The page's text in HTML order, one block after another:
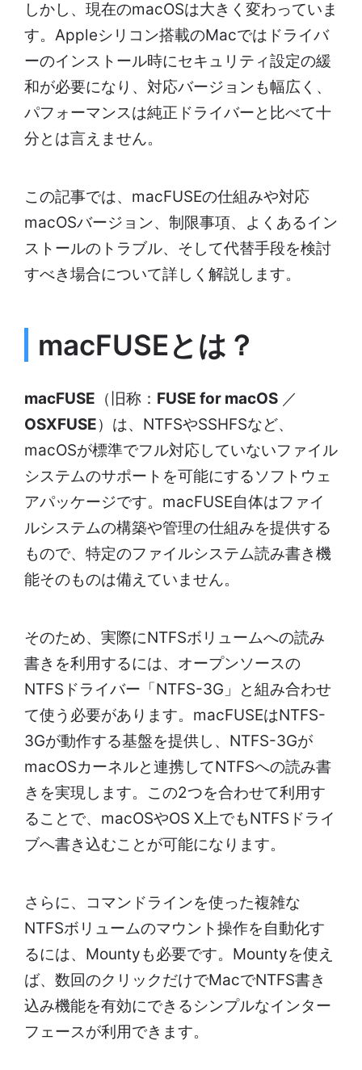
しかし、現在のmacOSは大きく変わっていま
す。Appleシリコン搭載のMacではドライバ
ーのインストール時にセキュリティ設定の緩
和が必要になり、対応バージョンも幅広く、
パフォーマンスは純正ドライバーと比べて十
分とは言えません。
この記事では、macFUSEの仕組みや対応
macOSバージョン、制限事項、よくあるイン
ストールのトラブル、そして代替手段を検討
すべき場合について詳しく解説します。
macFUSEとは？
macFUSE （旧称： FUSE for macOS ／
OSXFUSE）は、NTFSやSSHFSなど、
macOSが標準でフル対応していないファイル
システムのサポートを可能にするソフトウェ
アパッケージです。macFUSE自体はファイ
ルシステムの構築や管理の仕組みを提供する
もので、特定のファイルシステム読み書き機
能そのものは備えていません。
そのため、実際にNTFSボリュームへの読み
書きを利用するには、オープンソースの
NTFSドライバー「NTFS-3G」と組み合わせ
て使う必要があります。macFUSEはNTFS-
3Gが動作する基盤を提供し、NTFS-3Gが
macOSカーネルと連携してNTFSへの読み書
きを実現します。この2つを合わせて利用す
ることで、macOSやOS X上でもNTFSドライ
ブへ書き込むことが可能になります。
さらに、コマンドラインを使った複雑な
NTFSボリュームのマウント操作を自動化す
るには、Mountyも必要です。Mountyを使え
ば、数回のクリックだけでMacでNTFS書き
込み機能を有効にできるシンプルなインター
フェースが利用できます。